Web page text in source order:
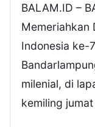
BALAM.ID –
Memeriahkan
Indonesia ke-
milenial, di
kemiling